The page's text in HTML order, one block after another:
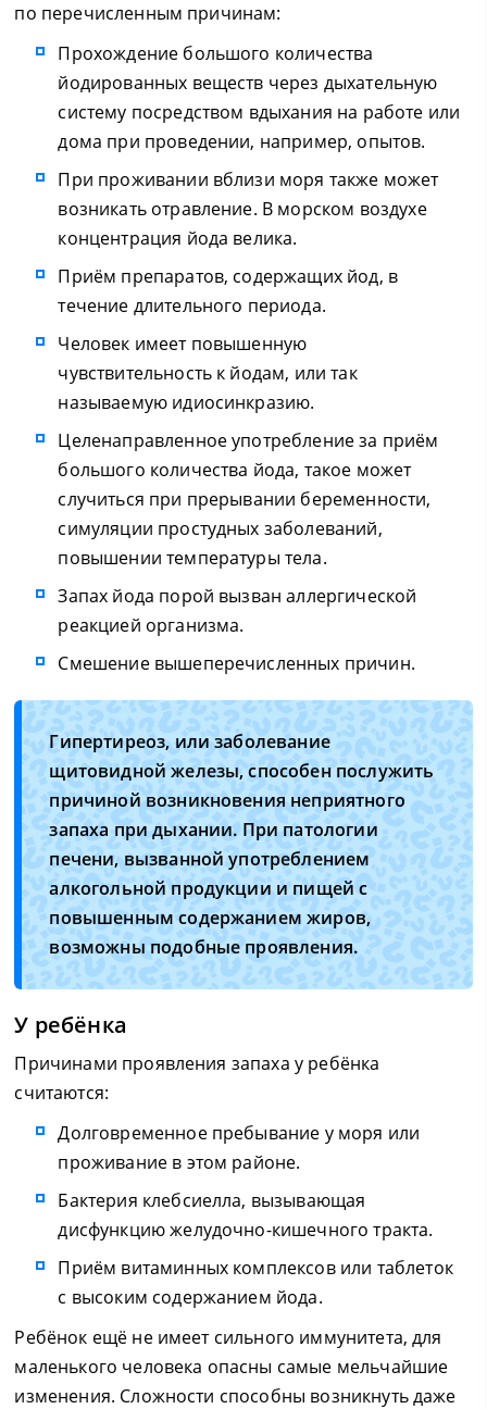
по перечисленным причинам:
Прохождение большого количества
йодированных веществ через дыхательную
систему посредством вдыхания на работе или
дома при проведении, например, опытов.
При проживании вблизи моря также может
возникать отравление. В морском воздухе
концентрация йода велика.
Приём препаратов, содержащих йод, в
течение длительного периода.
Человек имеет повышенную
чувствительность к йодам, или так
называемую идиосинкразию.
Целенаправленное употребление за приём
большого количества йода, такое может
случиться при прерывании беременности,
симуляции простудных заболеваний,
повышении температуры тела.
Запах йода порой вызван аллергической
реакцией организма.
Смешение вышеперечисленных причин.
Гипертиреоз, или заболевание
щитовидной железы, способен послужить
причиной возникновения неприятного
запаха при дыхании. При патологии
печени, вызванной употреблением
алкогольной продукции и пищей с
повышенным содержанием жиров,
возможны подобные проявления.
У ребёнка
Причинами проявления запаха у ребёнка
считаются:
Долговременное пребывание у моря или
проживание в этом районе.
Бактерия клебсиелла, вызывающая
дисфункцию желудочно-кишечного тракта.
Приём витаминных комплексов или таблеток
с высоким содержанием йода.
Ребёнок ещё не имеет сильного иммунитета, для
маленького человека опасны самые мельчайшие
изменения. Сложности способны возникнуть даже